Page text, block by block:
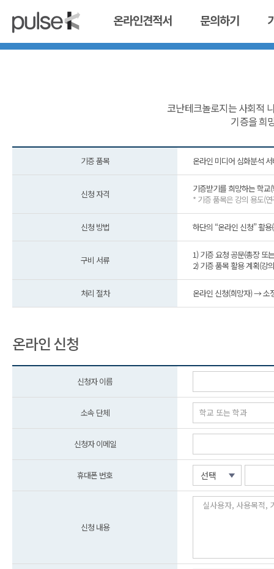
온라인견적서 문의하기
코난테크놀로지는 사회적
기증을 희
기증 품목 온라인 미디어 심화분석
신청 자격
기증받기를 희망하는 학교
* 기증 품목은 강의 용도(
신청 방법 하단의 “온라인 신청” 활
구비 서류
1) 기증 요청 공문(총장 또
2) 기증 품목 활용 계획(강
처리 절차 온라인 신청(희망자) →
온라인 신청
신청자 이름
소속 단체
신청자 이메일
휴대폰 번호 선택
신청 내용